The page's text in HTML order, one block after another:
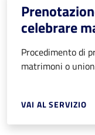
celebrare
Procedimento di
matrimoni o
VAI AL SERVIZIO